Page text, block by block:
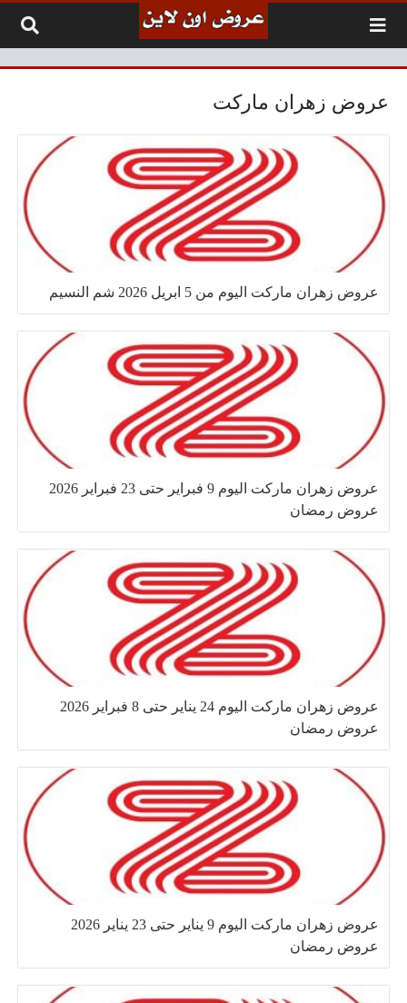
عروض زهران ماركت
عروض زهران ماركت اليوم من 5 ابريل 2026 شم النسيم
عروض زهران ماركت اليوم 9 فبراير حتى 23 فبراير 2026
عروض رمضان
عروض زهران ماركت اليوم 24 يناير حتى 8 فبراير 2026
عروض رمضان
عروض زهران ماركت اليوم 9 يناير حتى 23 يناير 2026
عروض رمضان